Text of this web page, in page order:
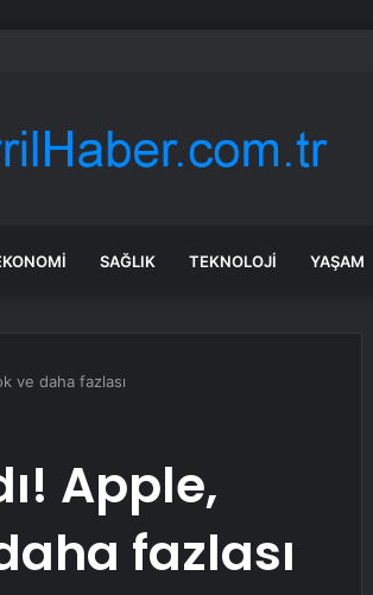
Güneydoğu Avrupa’da enerji krizi
SAĞLIK TEKNOLOJI YAŞAM
ve daha fazlası
Apple,
fazlası